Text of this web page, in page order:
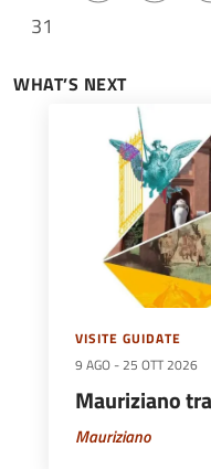
31
WHAT’S NEXT
VISITE GUIDATE
9 AGO -25 OTT 2026
Mauriziano
Mauriziano